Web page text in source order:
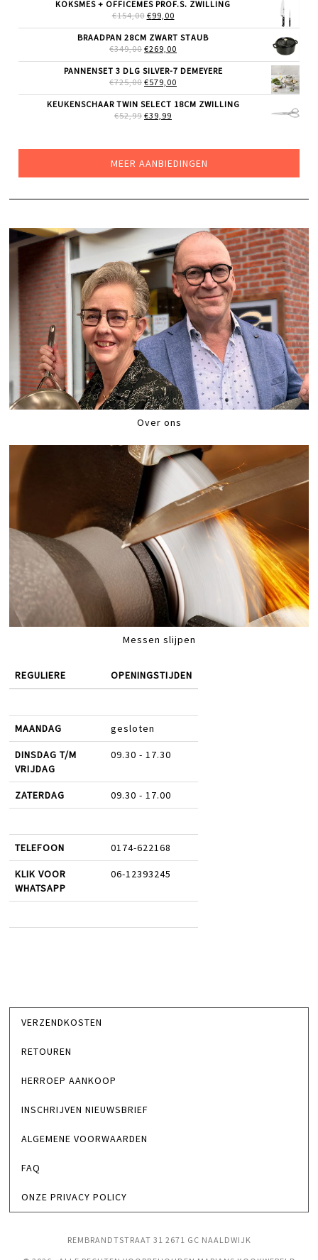
€285,00.
KOKSMES + OFFICEMES PROF.S. ZWILLING
€154,00 OORSPRONKELIJKE
WAS:
€154,00.
€99,00HUIDIGE
IS:
€99,00.
BRAADPAN 28CM ZWART STAUB
€349,00 OORSPRONKELIJKE
WAS:
€349,00.
€269,00
IS:
PANNENSET 3 DLG SILVER-7 DEMEYERE
€725,00 OORSPRONKELIJKE
WAS:
€725,00.
€579,00
IS:
KEUKENSCHAAR TWIN SELECT 18CM ZWILLING
€52,99 OORSPRONKELIJKE
€39,99
MEER AANBIEDINGEN
Over ons
Messen slijpen
REGULIERE OPENINGSTIJDEN
MAANDAG gesloten
DINSDAG T/M
VRIJDAG
09.30 - 17.30
ZATERDAG 09.30 - 17.00
TELEFOON 0174-622168
KLIK VOOR
WHATSAPP
06-12393245
VERZENDKOSTEN
RETOUREN
HERROEP AANKOOP
INSCHRIJVEN NIEUWSBRIEF
ALGEMENE VOORWAARDEN
FAQ
ONZE PRIVACY POLICY
REMBRANDTSTRAAT 31 2671 GC NAALDWIJK